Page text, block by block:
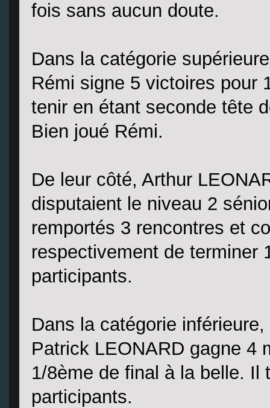
fois sans aucun doute.
Dans la catégorie
Rémi signe 5 victoires pour
tenir en étant seconde tête
Bien joué Rémi.
De leur côté, Arthur
disputaient le niveau 2
remportés 3 rencontres et
respectivement de terminer
participants.
Dans la catégorie
Patrick LEONARD gagne 4
1/8ème de final à la belle. Il
participants.